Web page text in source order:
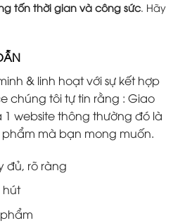
tốn thời gian và công sức. Hãy
& linh hoạt với sự kết hợp
chúng tôi tự tin rằng : Giao
website thông thường đó là
mà bạn mong muốn.
đủ, rõ ràng
hút